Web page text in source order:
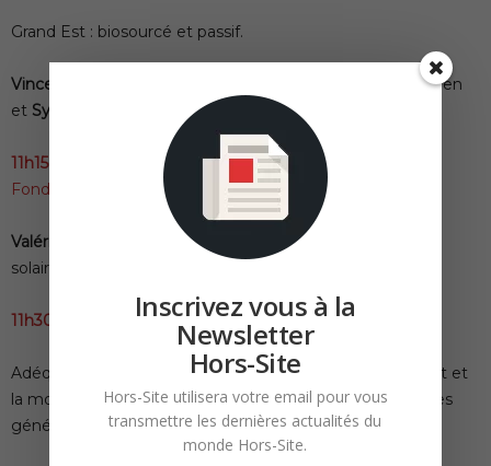
Grand Est : biosourcé et passif.
Vincent CHEVALLIER,
Directeur technique Le Toit Vosgien
et Sylvie FEUGA, Directrice Envirobat Grand Est.
11h15-11h30 | Décryptage RE2020
Fondamentaux et enjeux.
Valérie LAPLAGNE
, Responsable chaleur renouvelable,
solaire, biomasse, pompe à chaleur d’Uniclima.
11h30-11h45 | Métiers
Adéquation entre les enjeux des entreprises du bâtiment et
la montée en compétence des personnels, et des futures
générations.
Inscrivez vous à la
Newsletter
Hors-Site
Hors-Site utilisera votre email pour vous
transmettre les dernières actualités du
monde Hors-Site.